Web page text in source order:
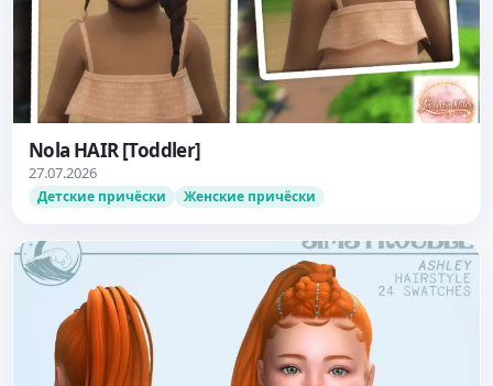
Nola HAIR [Toddler]
27.07.2026
Детские причёски Женские причёски